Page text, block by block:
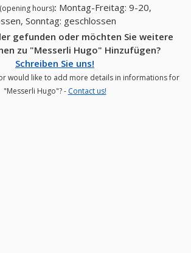
(opening hours): Montag-Freitag: 9-20,
Sonntag: geschlossen
gefunden oder möchten Sie weitere
zu "Messerli Hugo" Hinzufügen?
Schreiben Sie uns!
would like to add more details in informations for
"Messerli Hugo"? - Contact us!